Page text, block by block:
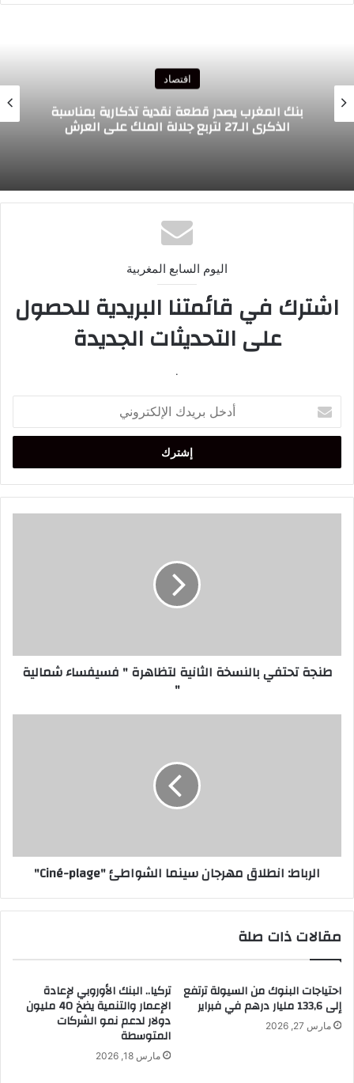
معرض فارنبورو: قطاع صناعة الطيران المغربي
يعزز حضوره على الساحة الدولية
اليوم السابع المغربية
اشترك في قائمتنا البريدية للحصول
على التحديثات الجديدة
.
بريدك
الإلكتروني
"
طنجة تحتفي بالنسخة الثانية لتظاهرة " فسيفساء شمالية
"
الرباط: انطلاق مهرجان سينما الشواطئ "Ciné-plage"
مقالات ذات صلة
احتياجات البنوك من السيولة ترتفع
إلى 133,6 مليار درهم في فبراير
مارس 27, 2026
تركيا.. البنك الأوروبي لإعادة
الإعمار والتنمية يضخ 40 مليون
دولار لدعم نمو الشركات
المتوسطة
مارس 18, 2026